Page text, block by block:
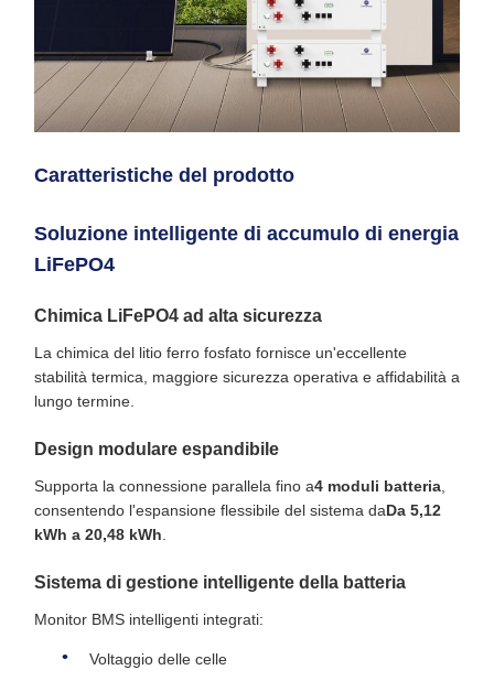
Caratteristiche del prodotto
Soluzione intelligente di accumulo di energia
LiFePO4
Chimica LiFePO4 ad alta sicurezza
La chimica del litio ferro fosfato fornisce un'eccellente
stabilità termica, maggiore sicurezza operativa e affidabilità a
lungo termine.
Design modulare espandibile
Supporta la connessione parallela fino a4 moduli batteria
consentendo l'espansione flessibile del sistema daDa 5,12
kWh a 20,48 kWh
Sistema di gestione intelligente della batteria
Monitor BMS intelligenti integrati:
Voltaggio delle celle